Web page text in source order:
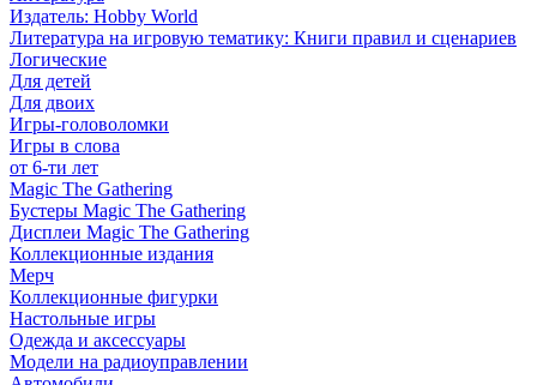
Издатель: Hobby World
Литература на игровую тематику: Книги правил и сценариев
Логические
Для детей
Для двоих
Игры-головоломки
Игры в слова
от 6-ти лет
Magic The Gathering
Бустеры Magic The Gathering
Дисплеи Magic The Gathering
Коллекционные издания
Мерч
Коллекционные фигурки
Настольные игры
Одежда и аксессуары
Модели на радиоуправлении